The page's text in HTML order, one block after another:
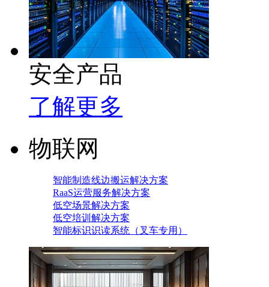
安全产品
了解更多
物联网
智能制造线边搬运解决方案
RaaS运营服务解决方案
低空场景解决方案
低空培训解决方案
智能标识识读系统（叉车专用）